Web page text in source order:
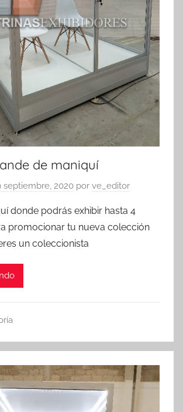
de maniquí
septiembre, 2020 por ve_editor
donde podrás exhibir hasta 4
promocionar tu nueva colección
un coleccionista